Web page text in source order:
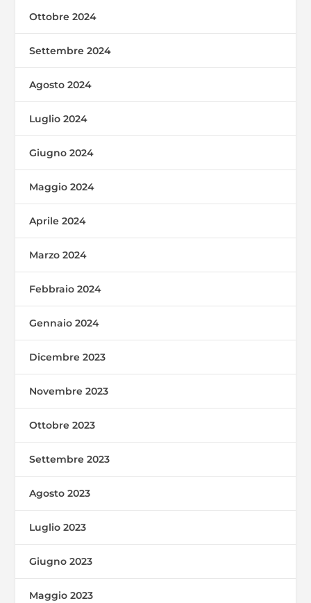
Ottobre 2024
Settembre 2024
Agosto 2024
Luglio 2024
Giugno 2024
Maggio 2024
Aprile 2024
Marzo 2024
Febbraio 2024
Gennaio 2024
Dicembre 2023
Novembre 2023
Ottobre 2023
Settembre 2023
Agosto 2023
Luglio 2023
Giugno 2023
Maggio 2023